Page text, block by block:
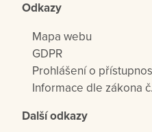
Odkazy
Mapa webu
GDPR
Prohlášení o
Informace dle zákona
Další odkazy